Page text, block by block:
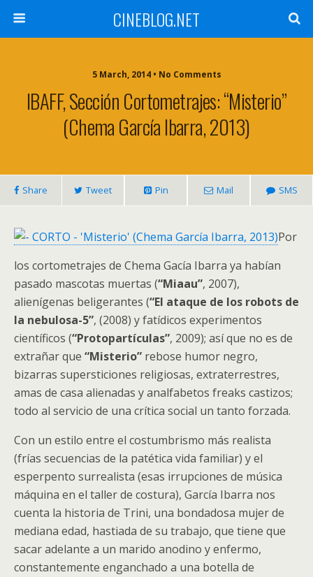
CINEBLOG.NET
5 March, 2014 • No Comments
IBAFF, Sección Cortometrajes: “Misterio”
(Chema García Ibarra, 2013)
Share Tweet Pin Mail SMS
Por
los cortometrajes de Chema Gacía Ibarra ya habían
pasado mascotas muertas (“Miaau”, 2007),
alienígenas beligerantes (“El ataque de los robots de
la nebulosa-5”, (2008) y fatídicos experimentos
científicos (“Protopartículas”, 2009); así que no es de
extrañar que “Misterio” rebose humor negro,
bizarras supersticiones religiosas, extraterrestres,
amas de casa alienadas y analfabetos freaks castizos;
todo al servicio de una crítica social un tanto forzada.
Con un estilo entre el costumbrismo más realista
(frías secuencias de la patética vida familiar) y el
esperpento surrealista (esas irrupciones de música
máquina en el taller de costura), García Ibarra nos
cuenta la historia de Trini, una bondadosa mujer de
mediana edad, hastiada de su trabajo, que tiene que
sacar adelante a un marido anodino y enfermo,
constantemente enganchado a una botella de